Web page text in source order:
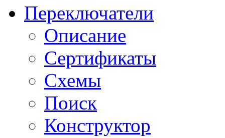
Переключатели
Описание
Сертификаты
Схемы
Поиск
Конструктор